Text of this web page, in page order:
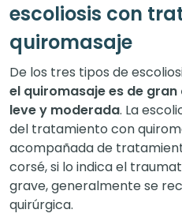
escoliosis con
quiromasaje
De los tres tipos de
el quiromasaje es de
leve y moderada. La
del tratamiento con
acompañada de
corsé, si lo indica el
grave, generalmente se
quirúrgica.